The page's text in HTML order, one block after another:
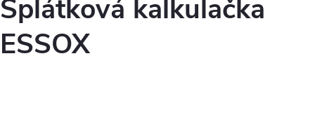
Splátková kalkulačka
ESSOX